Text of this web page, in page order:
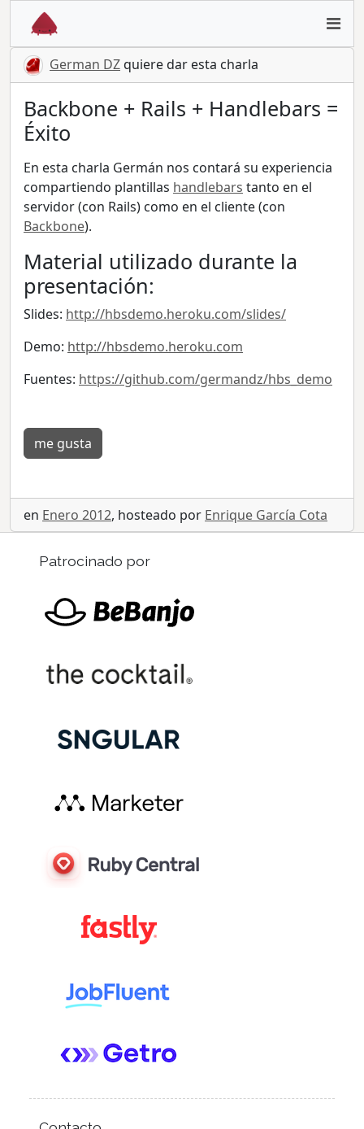
German DZquiere dar esta charla
Backbone + Rails + Handlebars =
Éxito
En esta charla Germán nos contará su experiencia
compartiendo plantillas handlebars tanto en el
servidor (con Rails) como en el cliente (con
Backbone).
Material utilizado durante la
presentación:
Slides: http://hbsdemo.heroku.com/slides/
Demo: http://hbsdemo.heroku.com
Fuentes: https://github.com/germandz/hbs_demo
me gusta
en Enero 2012, hosteado por Enrique García Cota
Patrocinado por